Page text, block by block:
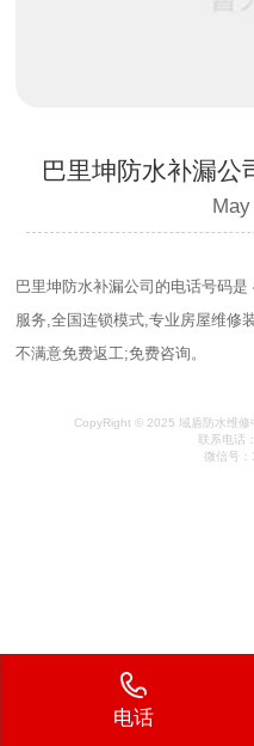
巴里坤防水补漏公
巴里坤防水补漏公司的电话号码
服务,全国连锁模式,专业房屋维修
不满意免费返工;免费咨询。
CopyRight © 2025 域盾防水维
联系电话
微信号
电话